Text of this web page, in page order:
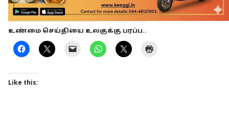
உண்மை செய்தியை உலகுக்கு பரப்ப..
Like this: